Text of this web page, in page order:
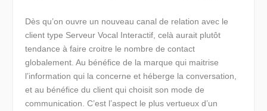
Dès qu’on ouvre un nouveau canal de relation avec le
client type Serveur Vocal Interactif, celà aurait plutôt
tendance à faire croitre le nombre de contact
globalement. Au bénéfice de la marque qui maitrise
l’information qui la concerne et héberge la conversation,
et au bénéfice du client qui choisit son mode de
communication. C’est l’aspect le plus vertueux d’un